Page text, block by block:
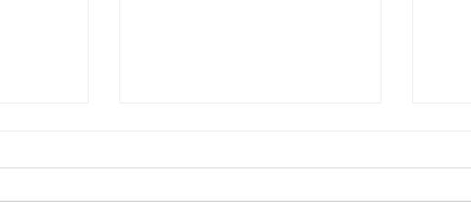
Delfinen